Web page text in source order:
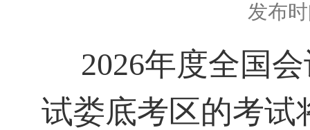
发布
2026年度全国
试娄底考区的考试